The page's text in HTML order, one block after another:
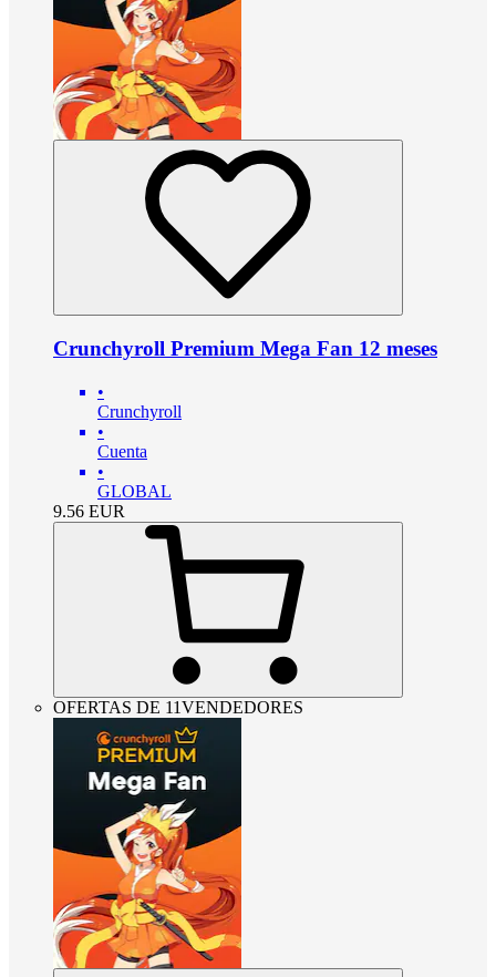
Crunchyroll Premium Mega Fan 12 meses
•
Crunchyroll
•
Cuenta
•
GLOBAL
9.56 EUR
OFERTAS DE 11VENDEDORES